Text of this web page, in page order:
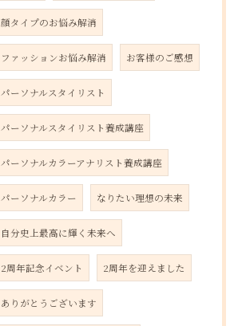
顔タイプのお悩み解消
ファッションお悩み解消 お客様のご感想
パーソナルスタイリスト
パーソナルスタイリスト養成講座
パーソナルカラーアナリスト養成講座
パーソナルカラー なりたい理想の未来
自分史上最高に輝く未来へ
2周年記念イベント 2周年を迎えました
ありがとうございます